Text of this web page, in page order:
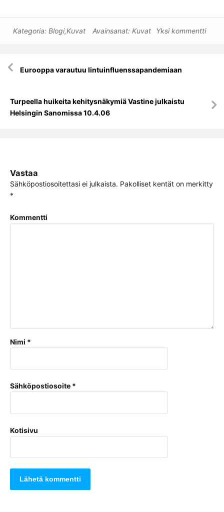
Kategoria: Blogi,Kuvat Avainsanat: Kuvat Yksi kommentti
Artikkelien
selausEurooppa varautuu lintuinfluenssapandemiaan
Turpeella huikeita kehitysnäkymiä Vastine julkaistu
Helsingin Sanomissa 10.4.06
Vastaa
Sähköpostiosoitettasi ei julkaista. Pakolliset kentät on merkitty
*
Kommentti
Nimi *
Sähköpostiosoite *
Kotisivu